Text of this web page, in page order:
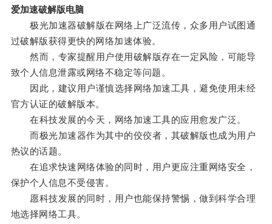
爱加速破解版电脑
极光加速器破解版在网络上广泛流传，众多用户试图通
过破解版获得更快的网络加速体验。
然而，专家提醒用户使用破解版存在一定风险，可能导
致个人信息泄露或网络不稳定等问题。
因此，建议用户谨慎选择网络加速工具，避免使用未经
官方认证的破解版本。
在科技发展的今天，网络加速工具的应用愈发广泛。
而极光加速器作为其中的佼佼者，其破解版也成为用户
热议的话题。
在追求快速网络体验的同时，用户更应注重网络安全，
保护个人信息不受侵害。
愿科技发展的同时，用户也能保持警惕，做到科学合理
地选择网络工具。